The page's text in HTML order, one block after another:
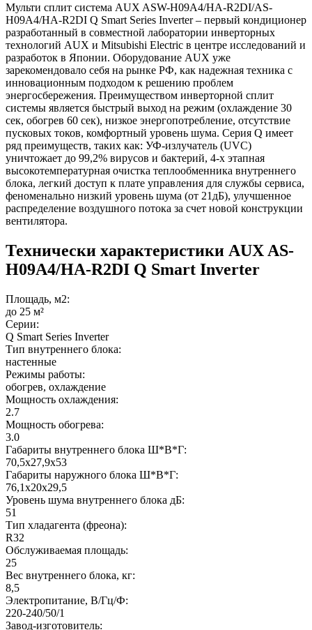
Мульти сплит система AUX ASW-H09A4/HA-R2DI/AS-
H09A4/HA-R2DI Q Smart Series Inverter – первый кондиционер
разработанный в совместной лаборатории инверторных
технологий AUX и Mitsubishi Electric в центре исследований и
разработок в Японии. Оборудование AUX уже
зарекомендовало себя на рынке РФ, как надежная техника с
инновационным подходом к решению проблем
энергосбережения. Преимуществом инверторной сплит
системы является быстрый выход на режим (охлаждение 30
сек, обогрев 60 сек), низкое энергопотребление, отсутствие
пусковых токов, комфортный уровень шума. Серия Q имеет
ряд преимуществ, таких как: УФ-излучатель (UVC)
уничтожает до 99,2% вирусов и бактерий, 4-х этапная
высокотемпературная очистка теплообменника внутреннего
блока, легкий доступ к плате управления для службы сервиса,
феноменально низкий уровень шума (от 21дБ), улучшенное
распределение воздушного потока за счет новой конструкции
вентилятора.
Технически характеристики AUX AS-
H09A4/HA-R2DI Q Smart Inverter
Площадь, м2:
до 25 м²
Серии:
Q Smart Series Inverter
Тип внутреннего блока:
настенные
Режимы работы:
обогрев, охлаждение
Мощность охлаждения:
2.7
Мощность обогрева:
3.0
Габариты внутреннего блока Ш*В*Г:
70,5x27,9x53
Габариты наружного блока Ш*В*Г:
76,1x20x29,5
Уровень шума внутреннего блока дБ:
51
Тип хладагента (фреона):
R32
Обслуживаемая площадь:
25
Вес внутреннего блока, кг:
8,5
Электропитание, В/Гц/Ф:
220-240/50/1
Завод-изготовитель: